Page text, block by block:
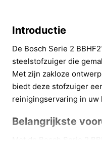
Introductie
De Bosch Serie 2
steelstofzuiger die
Met zijn zakloze
biedt deze stofzuiger
reinigingservaring in uw
Belangrijkste